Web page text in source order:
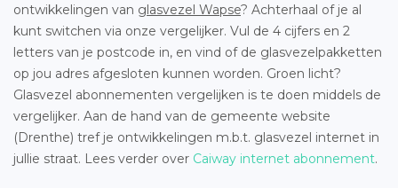
ontwikkelingen van glasvezel Wapse? Achterhaal of je al
kunt switchen via onze vergelijker. Vul de 4 cijfers en 2
letters van je postcode in, en vind of de glasvezelpakketten
op jou adres afgesloten kunnen worden. Groen licht?
Glasvezel abonnementen vergelijken is te doen middels de
vergelijker. Aan de hand van de gemeente website
(Drenthe) tref je ontwikkelingen m.b.t. glasvezel internet in
jullie straat. Lees verder over Caiway internet abonnement.